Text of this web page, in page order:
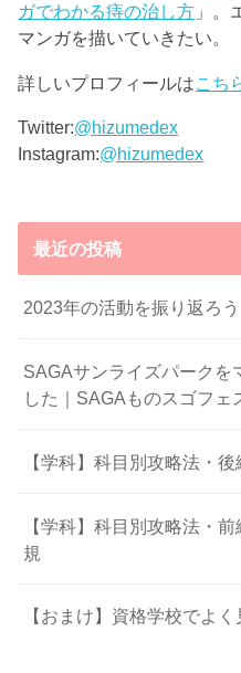
ガでわかる痔の治し方 」。
マンガを描いていきたい。
詳しいプロフィールはこち
Twitter:@hizumedex
Instagram:@hizumedex
最近の投稿
2023年の活動を振り返ろう
SAGAサンライズパークを
した｜SAGAものスゴフェ
【学科】科目別攻略法・
【学科】科目別攻略法・
規
【おまけ】資格学校でよ